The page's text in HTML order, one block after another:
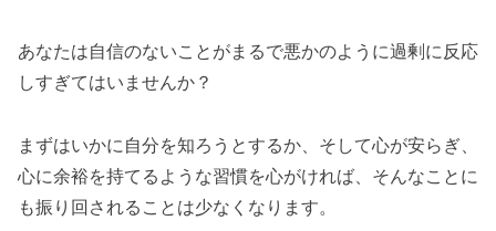
あなたは自信のないことがまるで悪かのように過剰に反応
しすぎてはいませんか？
まずはいかに自分を知ろうとするか、そして心が安らぎ、
心に余裕を持てるような習慣を心がければ、そんなことに
も振り回されることは少なくなります。